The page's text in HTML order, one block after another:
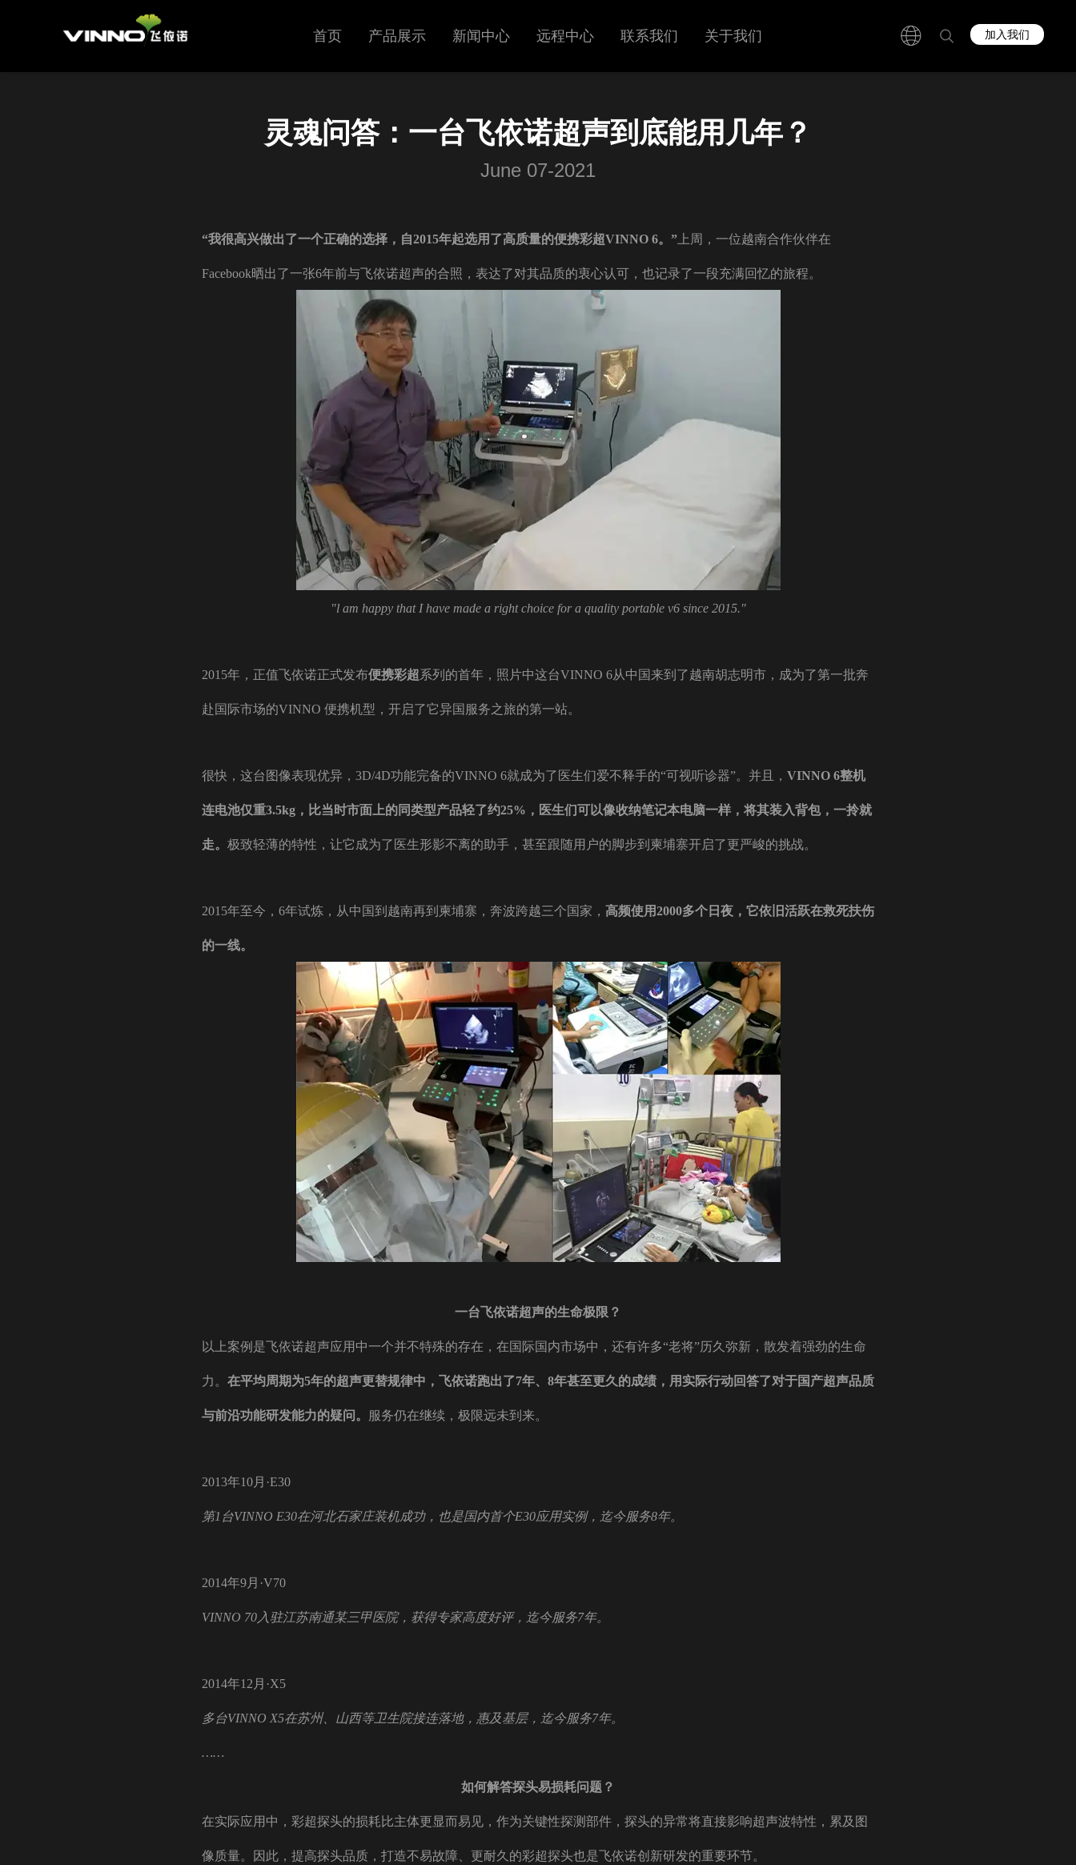
加入我们
首页 产品展示
呼吸机
新闻中心
新闻中心
远程中心 联系我们 关于我们
灵魂问答：一台飞依诺超声到底能用几年？
June 07-2021
“我很高兴做出了一个正确的选择，自2015年起选用了高质量的便携彩超VINNO 6。” 上周，一位越南合作伙伴在
Facebook晒出了一张6年前与飞依诺超声的合照，表达了对其品质的衷心认可，也记录了一段充满回忆的旅程。
"l am happy that I have made a right choice for a quality portable v6 since 2015."
2015年，正值飞依诺正式发布便携彩超系列的首年，照片中这台VINNO 6从中国来到了越南胡志明市，成为了第一批奔
赴国际市场的VINNO 便携机型，开启了它异国服务之旅的第一站。
很快，这台图像表现优异，3D/4D功能完备的VINNO 6就成为了医生们爱不释手的“可视听诊器”。并且， VINNO 6整机
连电池仅重3.5kg，比当时市面上的同类型产品轻了约25%，医生们可以像收纳笔记本电脑一样，将其装入背包，一拎就
走。 极致轻薄的特性，让它成为了医生形影不离的助手，甚至跟随用户的脚步到柬埔寨开启了更严峻的挑战。
2015年至今，6年试炼，从中国到越南再到柬埔寨，奔波跨越三个国家， 高频使用2000多个日夜，它依旧活跃在救死扶伤
的一线。
一台飞依诺超声的生命极限？
以上案例是飞依诺超声应用中一个并不特殊的存在，在国际国内市场中，还有许多“老将”历久弥新，散发着强劲的生命
力。 在平均周期为5年的超声更替规律中，飞依诺跑出了7年、8年甚至更久的成绩，用实际行动回答了对于国产超声品质
与前沿功能研发能力的疑问。 服务仍在继续，极限远未到来。
2013年10月·E30
第1台VINNO E30在河北石家庄装机成功，也是国内首个E30应用实例，迄今服务8年。
2014年9月·V70
VINNO 70入驻江苏南通某三甲医院，获得专家高度好评，迄今服务7年。
2014年12月·X5
多台VINNO X5在苏州、山西等卫生院接连落地，惠及基层，迄今服务7年。
……
如何解答探头易损耗问题？
在实际应用中，彩超探头的损耗比主体更显而易见，作为关键性探测部件，探头的异常将直接影响超声波特性，累及图
像质量。因此，提高探头品质，打造不易故障、更耐久的彩超探头也是飞依诺创新研发的重要环节。